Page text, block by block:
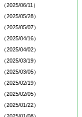
（2025/06/11）
（2025/05/28）
（2025/05/07）
（2025/04/16）
（2025/04/02）
（2025/03/19）
（2025/03/05）
（2025/02/19）
（2025/02/05）
（2025/01/22）